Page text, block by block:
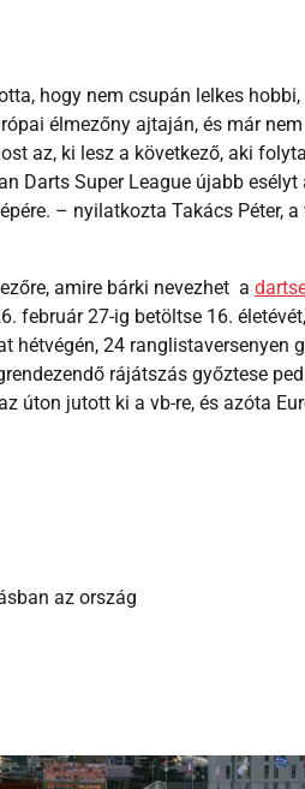
hogy nem csupán lelkes
élmezőny ajtaján, és már
az, ki lesz a következő, aki
Darts Super League újabb
– nyilatkozta Takács Péter, a
amire bárki nevezhet a
február 27-ig betöltse 16.
hétvégén, 24
rájátszás győztese
úton jutott ki a vb-re, és azóta
az ország